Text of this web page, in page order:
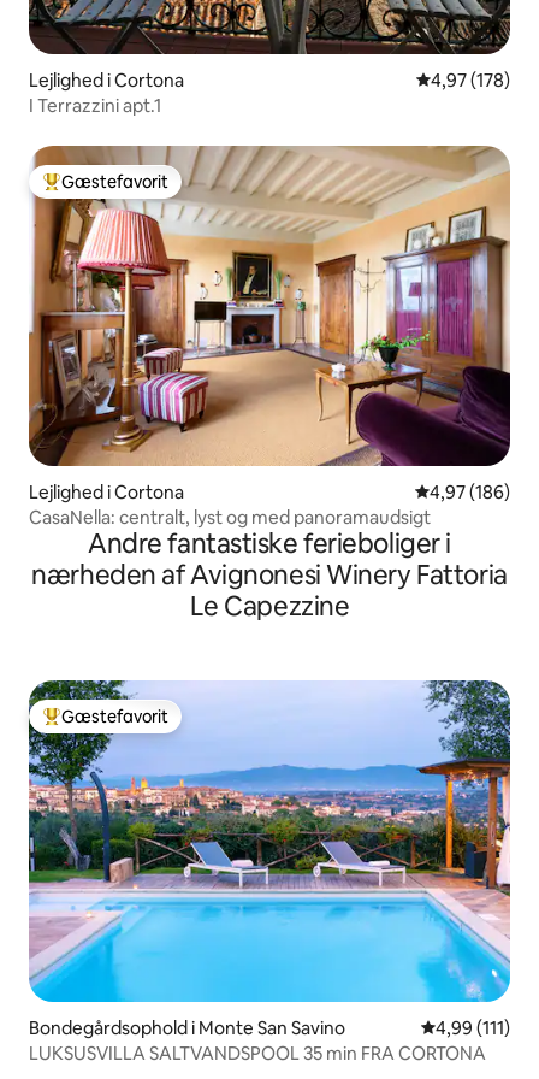
Lejlighed i Cortona 4,97 ud af 5 i
4,97 (178)
I Terrazzini apt.1
Bedste gæstefavorit
Gæstefavorit
Lejlighed i Cortona 4,97 ud af 5 i
4,97 (186)
CasaNella: centralt, lyst og med panoramaudsigt
Andre fantastiske ferieboliger i
nærheden af Avignonesi Winery Fattoria
Le Capezzine
Bedste gæstefavorit
Gæstefavorit
Bondegårdsophold i Monte San Savino 4,99 ud af 5 i
4,99 (111)
LUKSUSVILLA SALTVANDSPOOL 35 min FRA CORTONA